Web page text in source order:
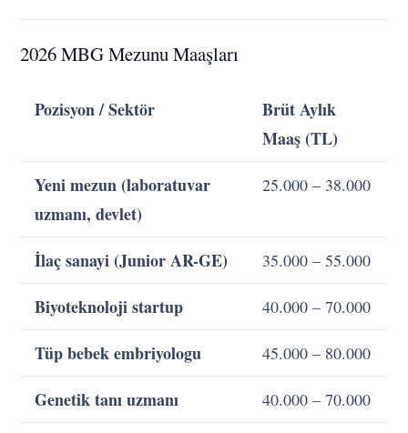
2026 MBG Mezunu Maaşları
Pozisyon / Sektör
Brüt Aylık
Maaş (TL)
Yeni mezun (laboratuvar
uzmanı, devlet)
25.000 – 38.000
İlaç sanayi (Junior AR-GE) 35.000 – 55.000
Biyoteknoloji startup 40.000 – 70.000
Tüp bebek embriyologu 45.000 – 80.000
Genetik tanı uzmanı 40.000 – 70.000